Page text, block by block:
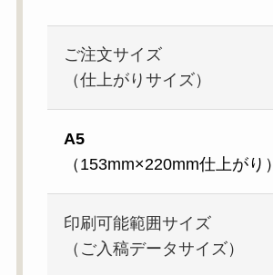
ご注文サイズ
（仕上がりサイズ）
A5
（153mm×220mm仕上がり）
印刷可能範囲サイズ
（ご入稿データサイズ）